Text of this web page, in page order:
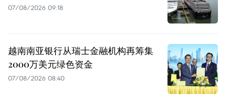
07/08/2026 09:18
越南南亚银行从瑞士金融机构再筹集
2000万美元绿色资金
07/08/2026 08:40